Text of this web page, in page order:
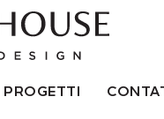
PROGETTI